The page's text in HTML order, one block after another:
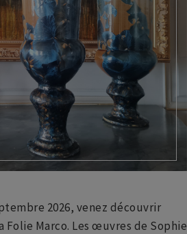
2026, venez découvrir
Marco. Les œuvres de Sophie